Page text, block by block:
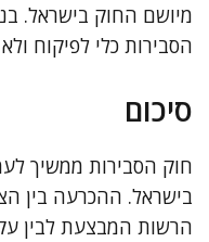
מיושם החוק בישראל.
הסבירות כלי לפיקוח
סיכום
חוק הסבירות ממשיך
בישראל. ההכרעה בין
הרשות המבצעת לבין